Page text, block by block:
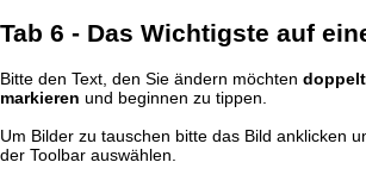
Tab 6 - Das Wichtigste auf
Bitte den Text, den Sie ändern möchten
markieren und beginnen zu tippen.
Um Bilder zu tauschen bitte das Bild anklicken
der Toolbar auswählen.